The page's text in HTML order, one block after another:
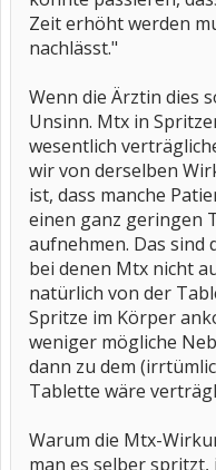
Zeit erhöht werden
nachlässt."
Wenn die Ärztin dies
Unsinn. Mtx in
wesentlich
wir von derselben
ist, dass manche
einen ganz geringen
aufnehmen. Das sind
bei denen Mtx nicht
natürlich von der
Spritze im Körper
weniger mögliche
dann zu dem
Tablette wäre
Warum die Mtx-
man es selber